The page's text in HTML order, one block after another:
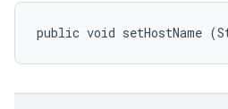
public void setHostName